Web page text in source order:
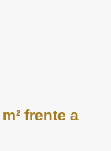
frente a